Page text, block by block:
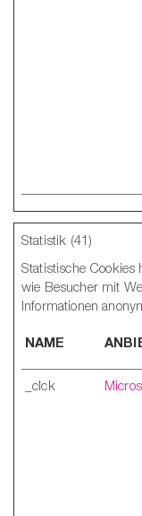
Statistik (41)
Statistische Cookies
wie Besucher mit
Informationen
NAME
_clck